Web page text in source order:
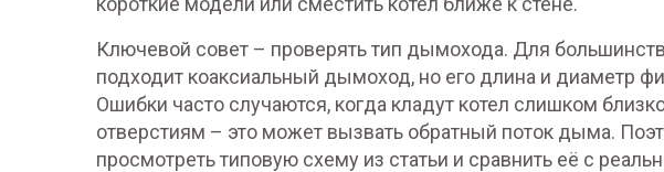
Ключевой совет – проверять тип дымохода. Для
подходит коаксиальный дымоход, но его длина и диаметр
Ошибки часто случаются, когда кладут котел слишком
отверстиям – это может вызвать обратный поток дыма.
просмотреть типовую схему из статьи и сравнить её с